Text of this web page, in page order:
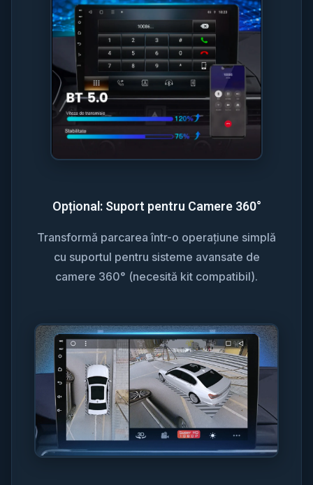
Opțional: Suport pentru Camere 360°
Transformă parcarea într-o operațiune simplă
cu suportul pentru sisteme avansate de
camere 360° (necesită kit compatibil).